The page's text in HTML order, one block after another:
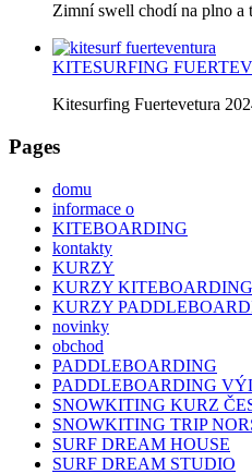
Zimní swell chodí na plno a
KITESURFING
Kitesurfing Fuertevetura
Pages
domu
informace o
KITEBOARDING
kontakty
KURZY
KURZY
KURZY
novinky
obchod
PADDLEBOARDING
PADDLEBOARDING
SNOWKITING KURZ
SNOWKITING TRIP
SURF DREAM HOUSE
SURF DREAM STUDIO